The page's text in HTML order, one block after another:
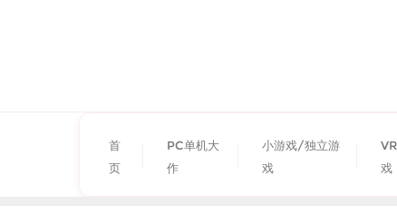
首
页
PC单机大
作
小游戏/独立游
戏
戏